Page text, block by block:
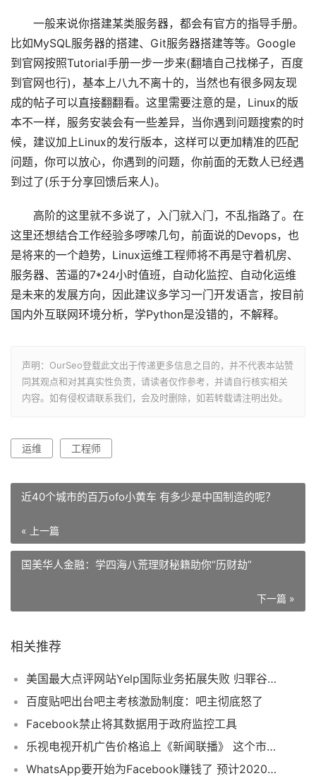
一般来说你搭建某类服务器，都会有官方的指导手册。
比如MySQL服务器的搭建、Git服务器搭建等等。Google
到官网按照Tutorial手册一步一步来(翻墙自己找梯子，百度
到官网也行)，基本上八九不离十的，当然也有很多网友现
成的帖子可以直接翻翻看。这里需要注意的是，Linux的版
本不一样，服务安装会有一些差异，当你遇到问题搜索的时
候，建议加上Linux的发行版本，这样可以更加精准的匹配
问题，你可以放心，你遇到的问题，你前面的无数人已经遇
到过了(乐于分享回馈后来人)。
高阶的这里就不多说了，入门就入门，不乱指路了。在
这里还想结合工作经验多啰嗦几句，前面说的Devops，也
是将来的一个趋势，Linux运维工程师将不再是守着机房、
服务器、苦逼的7*24小时值班，自动化监控、自动化运维
是未来的发展方向，因此建议多学习一门开发语言，按目前
国内外互联网环境分析，学Python是没错的，不解释。
声明：OurSeo登载此文出于传递更多信息之目的，并不代表本站赞
同其观点和对其真实性负责，请读者仅作参考，并请自行核实相关
内容。如有侵权请联系我们，会及时删除，如若转载请注明出处。
运维 工程师
近40个城市的百万ofo小黄车 有多少是中国制造的呢？
« 上一篇
国美华人金融：学四海八荒理财秘籍助你“历财劫”
下一篇 »
相关推荐
美国最大点评网站Yelp国际业务拓展失败 归罪谷歌
百度贴吧出台吧主考核激励制度：吧主彻底怒了
Facebook禁止将其数据用于政府监控工具
乐视电视开机广告价格追上《新闻联播》 这个市场到底该怎么玩？
WhatsApp要开始为Facebook赚钱了 预计2020年能赚50亿美元？